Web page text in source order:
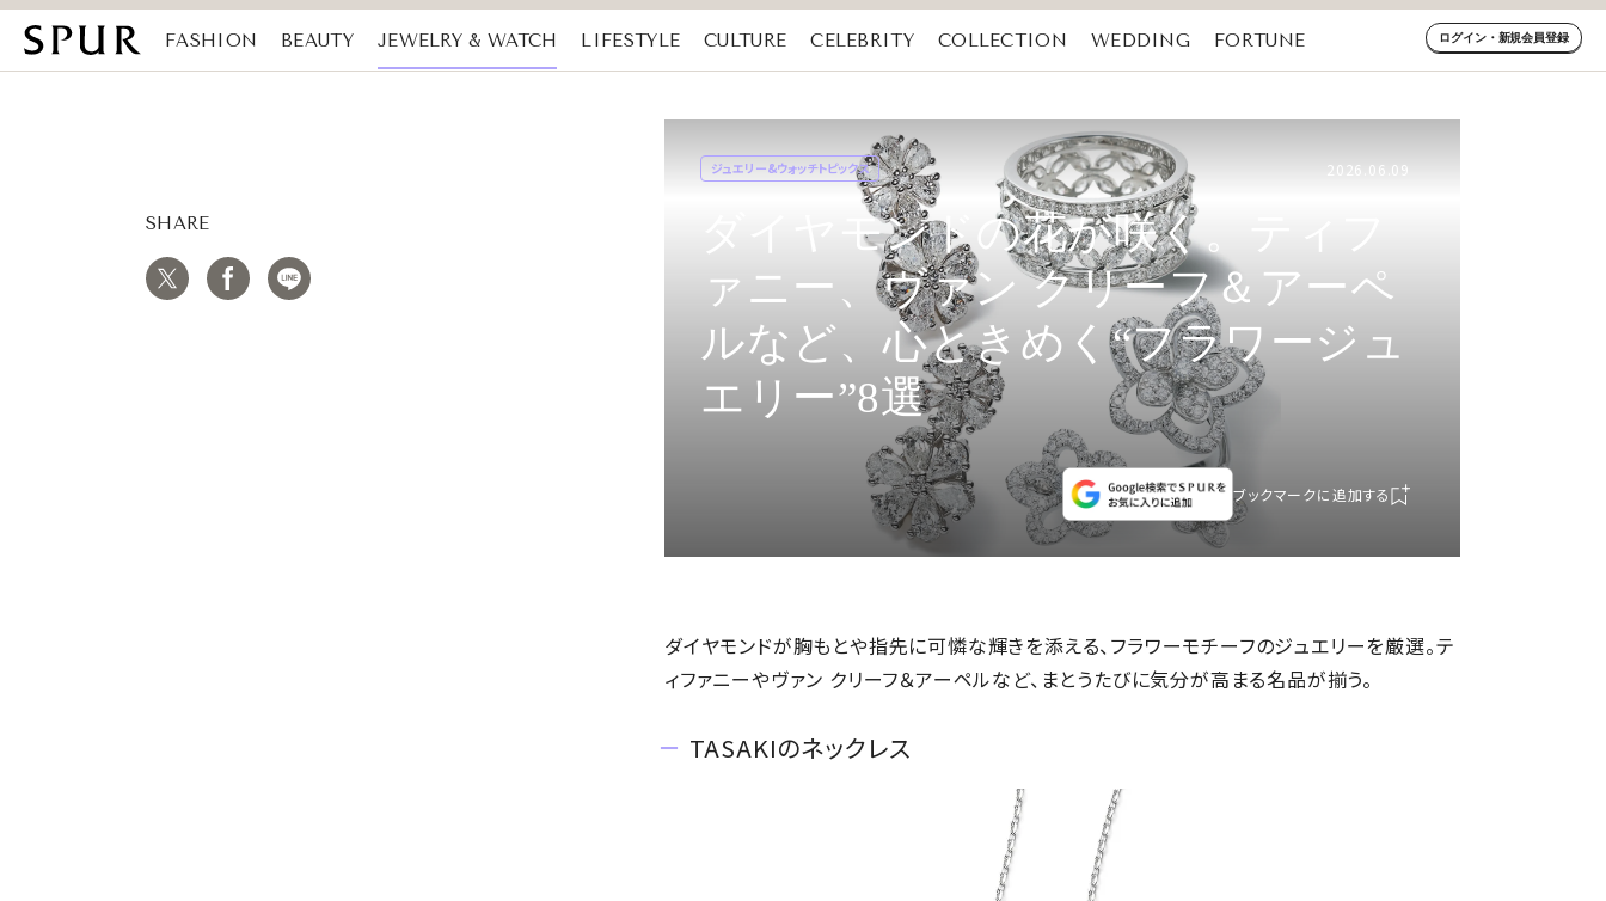
FASHION BEAUTY JEWELRY & WATCH LIFESTYLE CULTURE CELEBRITY COLLECTION WEDDING
FORTUNE
ログイン・新規会員登録
SHARE
ジュエリー&ウォッチトピックス 2026.06.09
ダイヤモンドの花が咲く。ティフ
ァニー、ヴァン クリーフ＆アーペ
ルなど、心ときめく“フラワージュ
エリー”8選
ブックマークに追加する
ダイヤモンドが胸もとや指先に可憐な輝きを添える、フラワーモチーフのジュエリーを厳選。テ
ィファニーやヴァン クリーフ＆アーペルなど、まとうたびに気分が高まる名品が揃う。
TASAKIのネックレス